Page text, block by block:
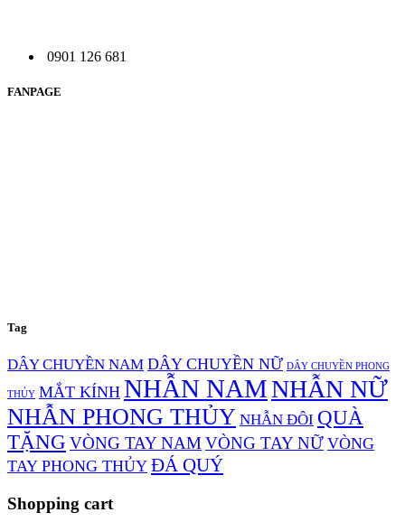
0901 126 681
FANPAGE
Tag
DÂY CHUYỀN NAM DÂY CHUYỀN NỮ DÂY CHUYỀN PHONG
THỦY MẮT KÍNH NHẪN NAMNHẪN NỮ
NHẪN PHONG THỦY NHẪN ĐÔI QUÀ
TẶNG VÒNG TAY NAMVÒNG TAY NỮ VÒNG
TAY PHONG THỦY ĐÁ QUÝ
Shopping cart